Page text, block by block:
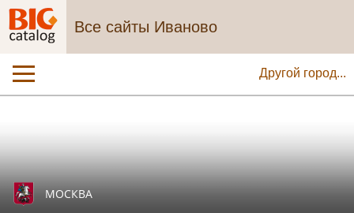
Все сайты Иваново
Другой город...
МОСКВА